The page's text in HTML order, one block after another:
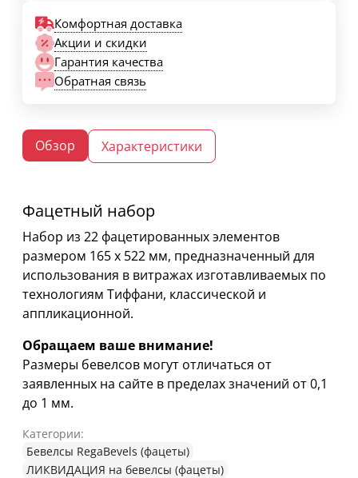
Комфортная доставка
Акции и скидки
Гарантия качества
Обратная связь
Обзор Характеристики
Фацетный набор
Набор из 22 фацетированных элементов
размером 165 х 522 мм, предназначенный для
использования в витражах изготавливаемых по
технологиям Тиффани, классической и
аппликационной.
Обращаем ваше внимание!
Размеры бевелсов могут отличаться от
заявленных на сайте в пределах значений от 0,1
до 1 мм.
Категории:
Бевелсы RegaBevels (фацеты)
ЛИКВИДАЦИЯ на бевелсы (фацеты)